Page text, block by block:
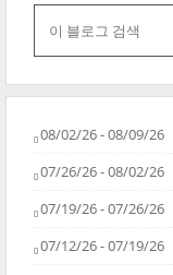
08/02/26 - 08/09/26
07/26/26 - 08/02/26
07/19/26 - 07/26/26
07/12/26 - 07/19/26